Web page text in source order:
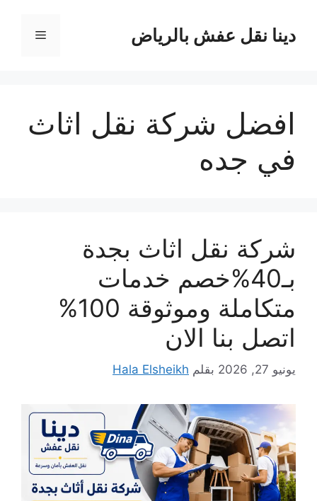
المحتوىدينا نقل عفش بالرياض القائمة
افضل شركة نقل اثاث
في جده
شركة نقل اثاث بجدة
بـ40%خصم خدمات
متكاملة وموثوقة 100%
اتصل بنا الان
يونيو 27, 2026 بقلم Hala Elsheikh